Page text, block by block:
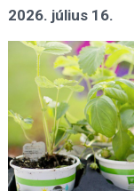
2026. július 16.